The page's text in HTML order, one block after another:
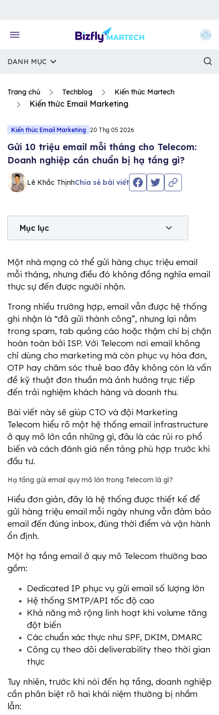
DANH MỤC
Trang chủ Techblog Kiến thức Martech
Kiến thức Email Marketing
Kiến thức Email Marketing 20 Thg 05 2026
Gửi 10 triệu email mỗi tháng cho Telecom:
Doanh nghiệp cần chuẩn bị hạ tầng gì?
Lê Khắc ThịnhChia sẻ bài viết
Mục lục
Một nhà mạng có thể gửi hàng chục triệu email
mỗi tháng, nhưng điều đó không đồng nghĩa email
thực sự đến được người nhận.
Trong nhiều trường hợp, email vẫn được hệ thống
ghi nhận là “đã gửi thành công”, nhưng lại nằm
trong spam, tab quảng cáo hoặc thậm chí bị chặn
hoàn toàn bởi ISP. Với Telecom nơi email không
chỉ dùng cho marketing mà còn phục vụ hóa đơn,
OTP hay chăm sóc thuê bao đây không còn là vấn
đề kỹ thuật đơn thuần mà ảnh hưởng trực tiếp
đến trải nghiệm khách hàng và doanh thu.
Bài viết này sẽ giúp CTO và đội Marketing
Telecom hiểu rõ một hệ thống email infrastructure
ở quy mô lớn cần những gì, đâu là các rủi ro phổ
biến và cách đánh giá nền tảng phù hợp trước khi
đầu tư.
Hạ tầng gửi email quy mô lớn trong Telecom là gì?
Hiểu đơn giản, đây là hệ thống được thiết kế để
gửi hàng triệu email mỗi ngày nhưng vẫn đảm bảo
email đến đúng inbox, đúng thời điểm và vận hành
ổn định.
Một hạ tầng email ở quy mô Telecom thường bao
gồm:
Dedicated IP phục vụ gửi email số lượng lớn
Hệ thống SMTP/API tốc độ cao
Khả năng mở rộng linh hoạt khi volume tăng
đột biến
Các chuẩn xác thực như SPF, DKIM, DMARC
Công cụ theo dõi deliverability theo thời gian
thực
Tuy nhiên, trước khi nói đến hạ tầng, doanh nghiệp
cần phân biệt rõ hai khái niệm thường bị nhầm
lẫn: